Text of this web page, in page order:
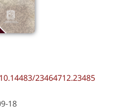
23464712.23485
18